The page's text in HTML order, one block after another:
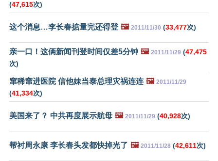
(47,615次)
这个消息…李长春掂量完还得登 🖼️ 2011/11/30 (33,477次)
亲一口！这俩新闻刊登时间仅差5分钟 🖼️ 2011/11/29 (47,475
次)
窜稀窜进医院 信他妹当泰总理灾祸连连 🖼️ 2011/11/29
(41,334次)
美国来了？ 中共再度展示航母 🖼️ 2011/11/29 (40,928次)
帮衬周永康 李长春头发都快掉光了 🖼️ 2011/11/28 (42,611次)